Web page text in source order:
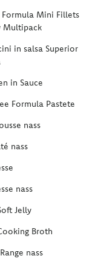
Mini Fillets
Multipack
in salsa Superior
in Sauce
Formula Pastete
nass
nass
nass
Jelly
Broth
nass